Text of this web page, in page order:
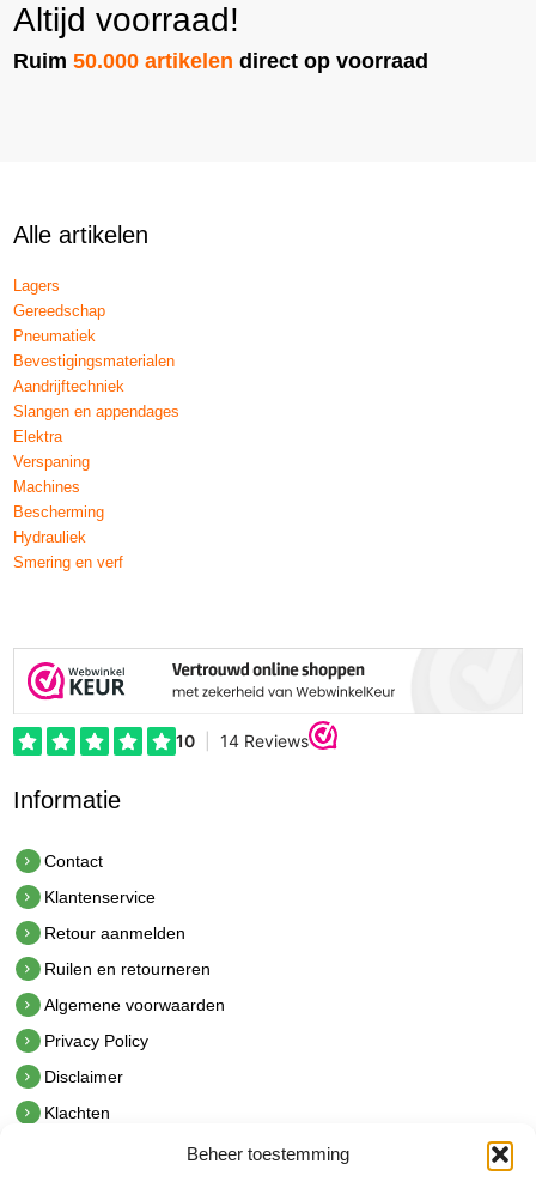
Beheer toestemming
Altijd voorraad!
Ruim50.000 artikelen direct op voorraad
Alle artikelen
Lagers
Gereedschap
Pneumatiek
Bevestigingsmaterialen
Aandrijftechniek
Slangen en appendages
Elektra
Verspaning
Machines
Bescherming
Hydrauliek
Smering en verf
Informatie
Contact
Klantenservice
Retour aanmelden
Ruilen en retourneren
Algemene voorwaarden
Privacy Policy
Disclaimer
Klachten